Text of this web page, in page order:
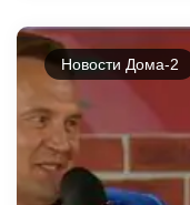
Новости Дома-2